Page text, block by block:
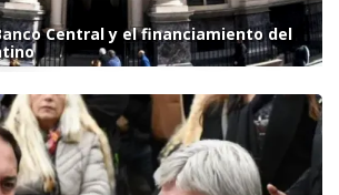
Central y el financiamiento del